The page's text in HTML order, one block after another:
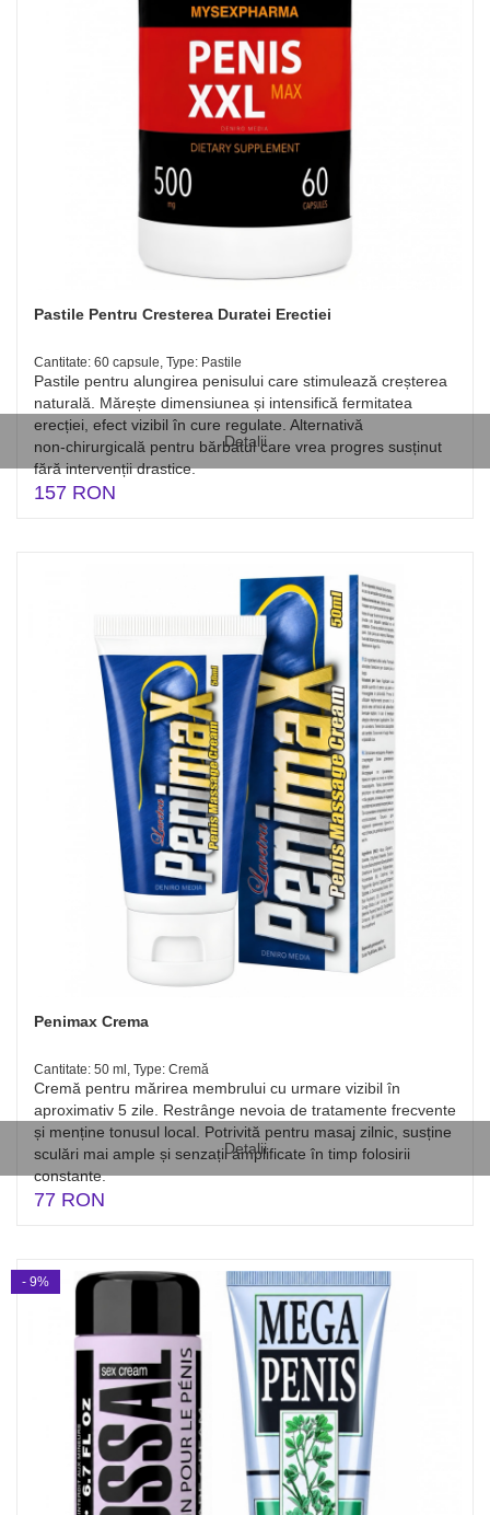
Detalii
Pastile Pentru Cresterea Duratei Erectiei
Cantitate: 60 capsule, Type: Pastile
Pastile pentru alungirea penisului care stimulează creșterea
naturală. Mărește dimensiunea și intensifică fermitatea
erecției, efect vizibil în cure regulate. Alternativă
non‑chirurgicală pentru bărbatul care vrea progres susținut
fără intervenții drastice.
157 RON
Detalii
Penimax Crema
Cantitate: 50 ml, Type: Cremă
Cremă pentru mărirea membrului cu urmare vizibil în
aproximativ 5 zile. Restrânge nevoia de tratamente frecvente
și menține tonusul local. Potrivită pentru masaj zilnic, susține
sculări mai ample și senzații amplificate în timp folosirii
constante.
77 RON
- 9%